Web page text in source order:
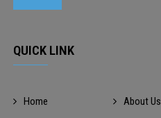
QUICK LINK
Home
About Us